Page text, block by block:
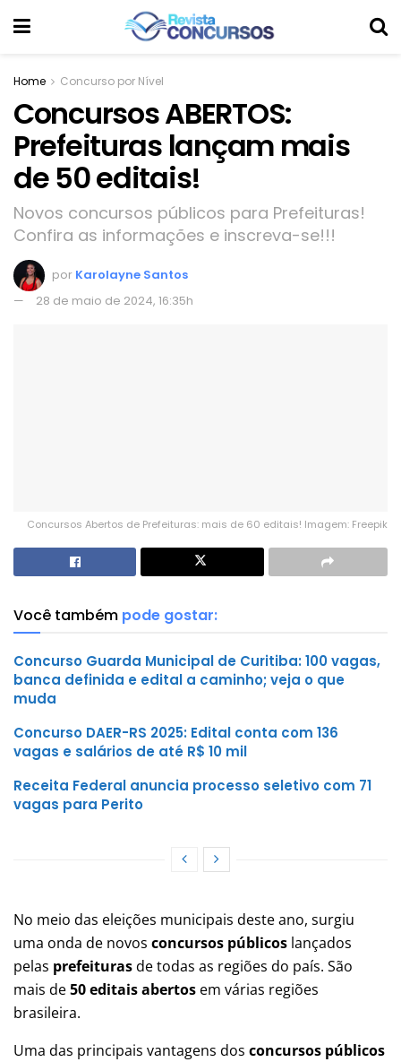
Home Concurso por Nível
Concursos ABERTOS:
Prefeituras lançam mais
de 50 editais!
Novos concursos públicos para Prefeituras!
Confira as informações e inscreva-se!!!
por Karolayne Santos
28 de maio de 2024, 16:35h
Concursos Abertos de Prefeituras: mais de 60 editais! Imagem: Freepik
Você também pode gostar:
Concurso Guarda Municipal de Curitiba: 100 vagas,
banca definida e edital a caminho; veja o que
muda
Concurso DAER-RS 2025: Edital conta com 136
vagas e salários de até R$ 10 mil
Receita Federal anuncia processo seletivo com 71
vagas para Perito
No meio das eleições municipais deste ano, surgiu
uma onda de novos concursos públicos lançados
pelas prefeiturasde todas as regiões do país. São
mais de50 editais abertos em várias regiões
brasileira.
Uma das principais vantagens dos concursos públicos